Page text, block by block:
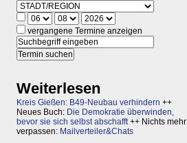
vergangene Termine anzeigen
Weiterlesen
Kreis Gießen: B49-Neubau verhindern ++
Neues Buch: Die Demokratie überwinden,
bevor sie sich selbst abschafft++ Nichts mehr
verpassen: Mailverteiler&Chats